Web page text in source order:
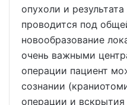
опухоли и
проводится под
новообразование
очень важными
операции пациент
сознании
операции и